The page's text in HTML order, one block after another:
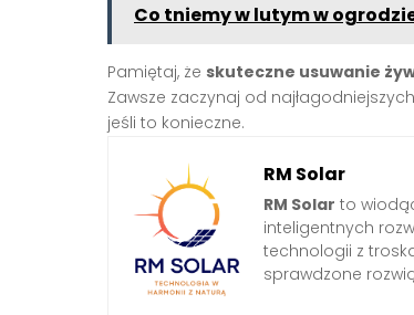
Co tniemy w lutym w
Pamiętaj, że skuteczne usuwanie
Zawsze zaczynaj od
jeśli to konieczne.
RM Solar
RM Solar to
inteligentnych
technologii z
sprawdzone